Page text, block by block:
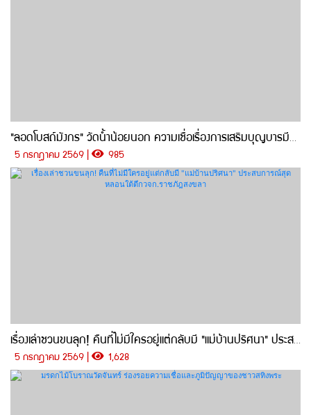
"ลอดโบสถ์มังกร" วัดน้ำน้อยนอก ความเชื่อเรื่องการเสริมบุญบารมี-ล้างเคราะห์
5 กรกฎาคม 2569 | 985
เรื่องเล่าชวนขนลุก! คืนที่ไม่มีใครอยู่แต่กลับมี "แม่บ้านปริศนา" ประสบการณ์สุดหลอนใต้ตึกวจก.ราชภัฎสงขลา
5 กรกฎาคม 2569 | 1,628